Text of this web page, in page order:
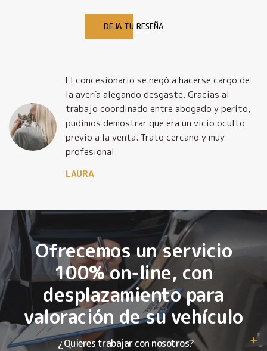
DEJA TU RESEÑA
El concesionario se negó a hacerse cargo de
la avería alegando desgaste. Gracias al
trabajo coordinado entre abogado y perito,
pudimos demostrar que era un vicio oculto
previo a la venta. Trato cercano y muy
profesional.
LAURA
Ofrecemos un servicio
100% on-line, con
desplazamiento para
valoración de su vehículo
¿Quieres trabajar con nosotros?